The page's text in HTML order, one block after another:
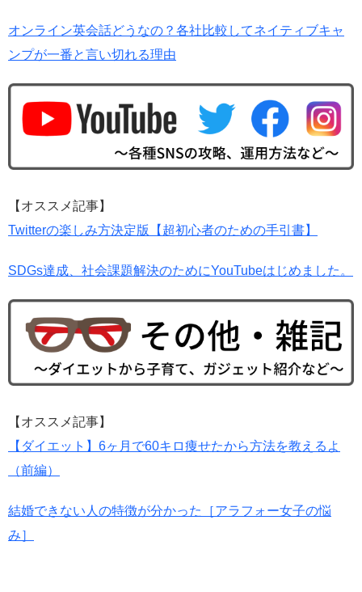
オンライン英会話どうなの？各社比較してネイティブキャ
ンプが一番と言い切れる理由
【オススメ記事】
Twitterの楽しみ方決定版【超初心者のための手引書】
SDGs達成、社会課題解決のためにYouTubeはじめました。
【オススメ記事】
【ダイエット】6ヶ月で60キロ痩せたから方法を教えるよ
（前編）
結婚できない人の特徴が分かった［アラフォー女子の悩
み］